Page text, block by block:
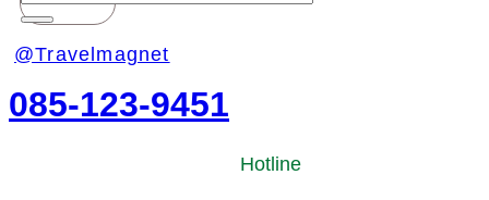
@Travelmagnet
085-123-9451
Hotline